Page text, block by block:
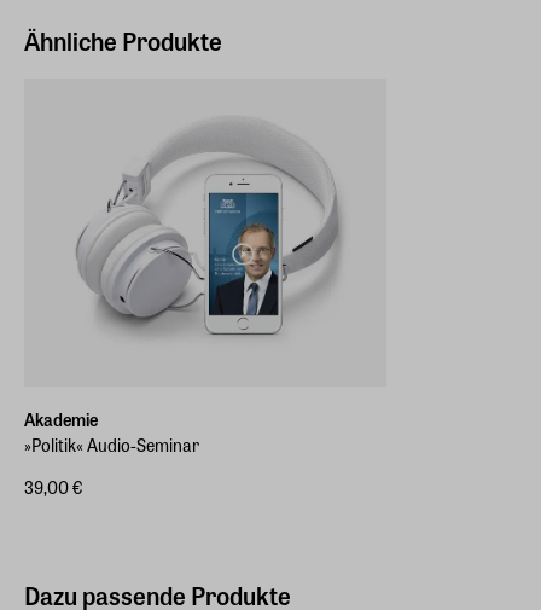
Ähnliche Produkte
Akademie
»Politik« Audio-Seminar
39,00 €
Dazu passende Produkte